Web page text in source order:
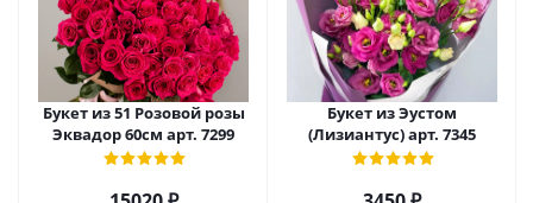
Букет из 51 Розовой розы
Эквадор 60см арт. 7299
Букет из Эустом
(Лизиантус) арт. 7345